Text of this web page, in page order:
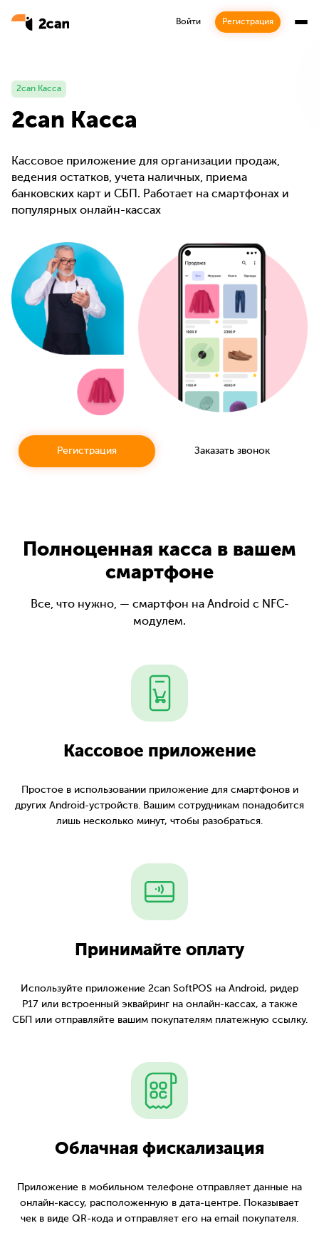
Войти Регистрация
2can Касса
2can Касса
Кассовое приложение для организации продаж,
ведения остатков, учета наличных, приема
банковских карт и СБП. Работает на смартфонах и
популярных онлайн-кассах
Регистрация Заказать звонок
Полноценная касса в вашем
смартфоне
Все, что нужно, — смартфон на Android с NFC-
модулем.
Кассовое приложение
Простое в использовании приложение для смартфонов и
других Android-устройств. Вашим сотрудникам понадобится
лишь несколько минут, чтобы разобраться.
Принимайте оплату
Используйте приложение 2can SoftPOS на Android, ридер
Р17 или встроенный эквайринг на онлайн-кассах, а также
СБП или отправляйте вашим покупателям платежную ссылку.
Облачная фискализация
Приложение в мобильном телефоне отправляет данные на
онлайн-кассу, расположенную в дата-центре. Показывает
чек в виде QR-кода и отправляет его на email покупателя.